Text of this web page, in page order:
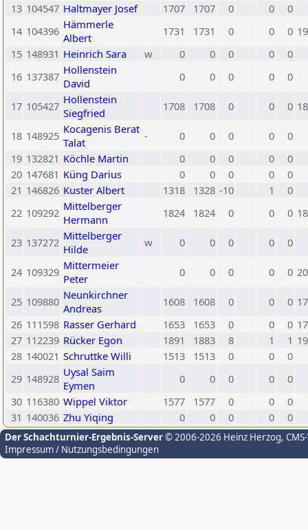
13 104547 Haltmayer Josef 1707 1707 0 0
0
14 104396 Hämmerle
Albert
1731 1731 0 0 0
15 148931 Heinrich Sara w 0 0 0 0
0
16 137387 Hollenstein
David
0 0 0 0 0
17 105427 Hollenstein
Siegfried
1708 1708 0 0 0
18 148925 Kocagenis Berat
Talat
- 0 0 0 0
0
19 132821 Köchle Martin 0 0 0 0
0
20 147681 Küng Darius 0 0 0 0
0
21 146826 Kuster Albert 1318 1328 -10 1
0
22 109292 Mittelberger
Hermann
1824 1824 0 0 0
23 137272 Mittelberger
Hilde
w 0 0 0 0 0
24 109329 Mittermeier
Peter
0 0 0 0 0
25 109880 Neunkirchner
Andreas
1608 1608 0 0 0
26 111598 Rasser Gerhard 1653 1653 0 0 0
27 112239 Rücker Egon 1891 1883 8 1 1
28 140021 Schruttke Willi 1513 1513 0 0
0
29 148928 Uysal Saim
Eymen
0 0 0 0
0
30 116380 Wippel Viktor 1577 1577 0 0
0
31 140036 Zhu Yiqing 0 0 0 0 0
Der Schachturnier-Ergebnis-Server© 2006-2026 Heinz Herzog,
Impressum / Nutzungsbedingungen